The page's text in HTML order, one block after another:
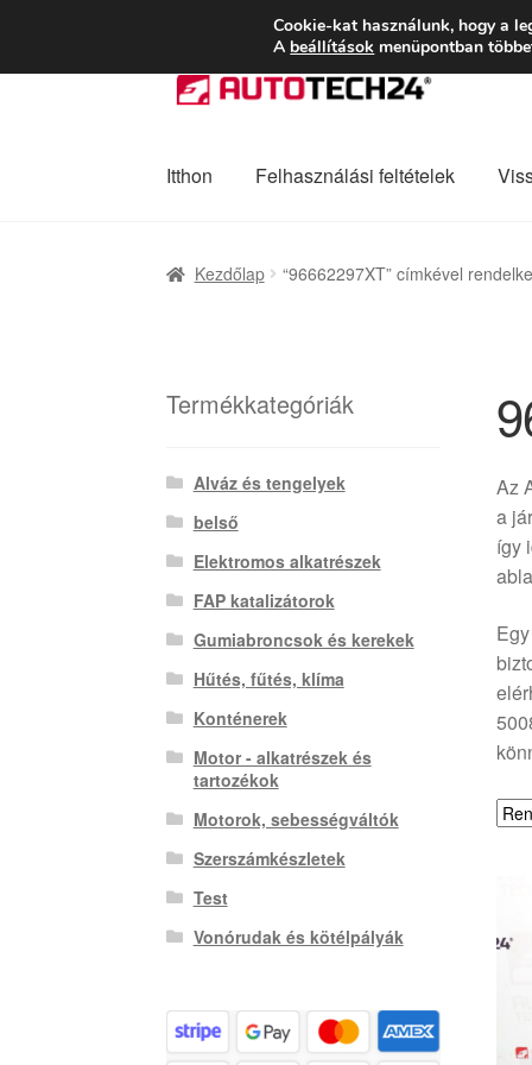
SZÁLLÍTÁS
Ugrás
a
Kilépés
a
Itthon
Felhasználási feltételek
Kezdőlap “96662297XT” címkével
Az
a
így
Termékkategóriák
Alváz és tengelyek
belső
Elektromos alkatrészek
FAP katalizátorok
Gumiabroncsok és kerekek
Hűtés, fűtés, klíma
Konténerek
Motor - alkatrészek és
tartozékok
Motorok, sebességváltók
Szerszámkészletek
Test
Vonórudak és kötélpályák
Cookie-kat használunk, hogy a
A beállítások menüpontban